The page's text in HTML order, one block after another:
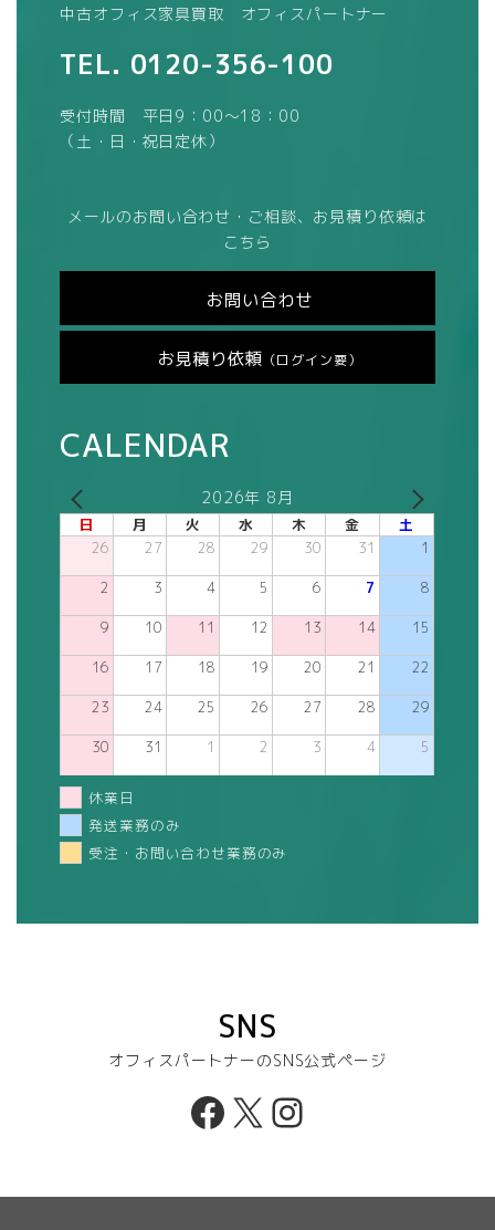
中古オフィス家具買取 オフィスパートナー
TEL. 0120-356-100
受付時間 平日9：00～18：00
（土・日・祝日定休）
メールのお問い合わせ・ご相談、お見積り依頼は
こちら
お問い合わせ
お見積り依頼 （ログイン要）
CALENDAR
2026年 8月
日 月 火 水 木 金 土
26 27 28 29 30 31 1
2 3 4 5 6 7 8
9 10 11 12 13 14 15
16 17 18 19 20 21 22
23 24 25 26 27 28 29
30 31 1 2 3 4 5
休業日
発送業務のみ
受注・お問い合わせ業務のみ
SNS
オフィスパートナーのSNS公式ページ
Facebook
X Instagram